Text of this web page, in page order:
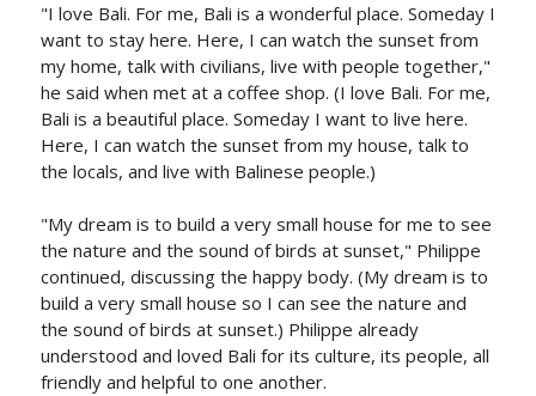
"I love Bali. For me, Bali is a wonderful place. Someday I
want to stay here. Here, I can watch the sunset from
my home, talk with civilians, live with people together,"
he said when met at a coffee shop. (I love Bali. For me,
Bali is a beautiful place. Someday I want to live here.
Here, I can watch the sunset from my house, talk to
the locals, and live with Balinese people.)
"My dream is to build a very small house for me to see
the nature and the sound of birds at sunset," Philippe
continued, discussing the happy body. (My dream is to
build a very small house so I can see the nature and
the sound of birds at sunset.) Philippe already
understood and loved Bali for its culture, its people, all
friendly and helpful to one another.